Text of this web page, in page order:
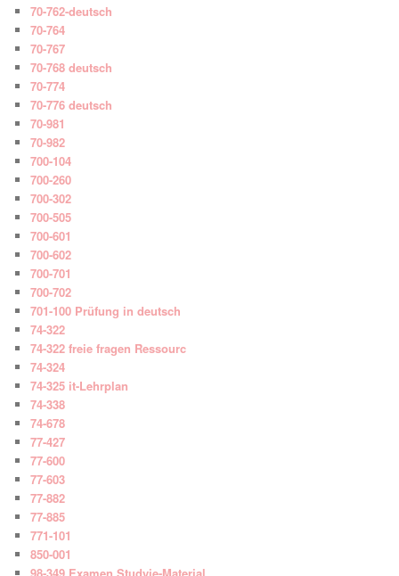
70-762-deutsch
70-764
70-767
70-768 deutsch
70-774
70-776 deutsch
70-981
70-982
700-104
700-260
700-302
700-505
700-601
700-602
700-701
700-702
701-100 Prüfung in deutsch
74-322
74-322 freie fragen Ressourc
74-324
74-325 it-Lehrplan
74-338
74-678
77-427
77-600
77-603
77-882
77-885
771-101
850-001